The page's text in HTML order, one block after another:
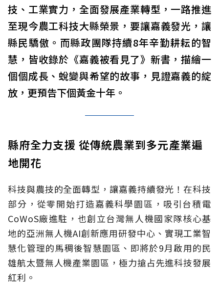
技、工業實力，全面發展產業轉型，一路推進
至現今農工科技大縣榮景，要讓嘉義發光，讓
縣民驕傲。而縣政團隊持續8年辛勤耕耘的智
慧，皆收錄於《嘉義被看見了》新書，描繪一
個個成長、蛻變與希望的故事，見證嘉義的綻
放，更預告下個黃金十年。
縣府全力支援 從傳統農業到多元產業遍
地開花
科技與農技的全面轉型，讓嘉義持續發光！在科技
部分，從零開始打造嘉義科學園區，吸引台積電
CoWoS廠進駐，也創立台灣無人機國家隊核心基
地的亞洲無人機AI創新應用研發中心、實現工業智
慧化管理的馬稠後智慧園區、即將於9月啟用的民
雄航太暨無人機產業園區，極力搶占先進科技發展
紅利。